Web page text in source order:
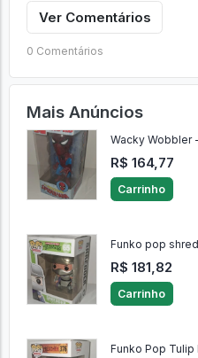
Ver Comentários
0 Comentários
Mais Anúncios
Wacky Wobbler
R$ 164,77
Carrinho
Funko pop
R$ 181,82
Carrinho
Funko Pop Tulip